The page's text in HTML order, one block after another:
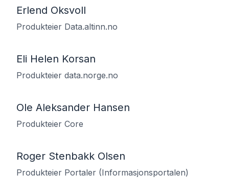
Erlend Oksvoll
Produkteier Data.altinn.no
Eli Helen Korsan
Produkteier data.norge.no
Ole Aleksander Hansen
Produkteier Core
Roger Stenbakk Olsen
Produkteier Portaler (Informasjonsportalen)